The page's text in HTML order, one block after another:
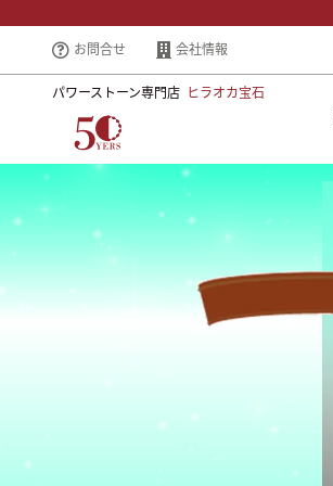
お問合せ 会社情報
パワーストーン専門店 ヒラオカ宝石